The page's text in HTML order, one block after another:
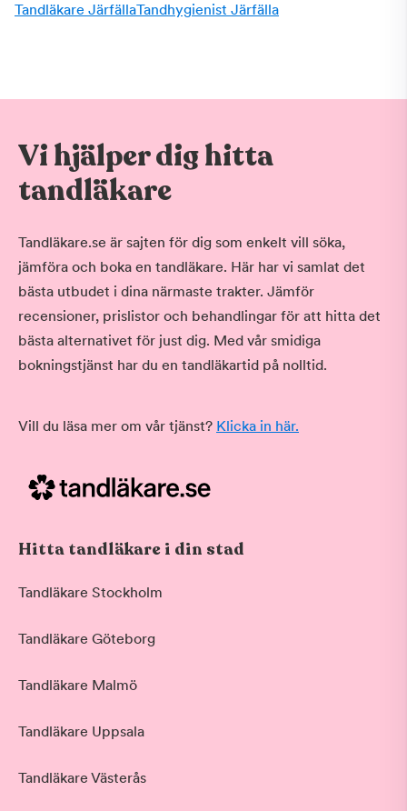
Tandläkare JärfällaTandhygienist Järfälla
Vi hjälper dig hitta
tandläkare
Tandläkare.se är sajten för dig som enkelt vill söka,
jämföra och boka en tandläkare. Här har vi samlat det
bästa utbudet i dina närmaste trakter. Jämför
recensioner, prislistor och behandlingar för att hitta det
bästa alternativet för just dig. Med vår smidiga
bokningstjänst har du en tandläkartid på nolltid.
Vill du läsa mer om vår tjänst? Klicka in här.
Hitta tandläkare i din stad
Tandläkare Stockholm
Tandläkare Göteborg
Tandläkare Malmö
Tandläkare Uppsala
Tandläkare Västerås